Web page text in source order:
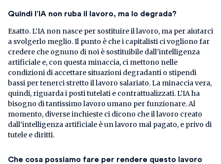
Quindi l’IA non ruba il lavoro, ma lo degrada?
Esatto. L’IA non nasce per sostituire il lavoro, ma per aiutarci
a svolgerlo meglio. Il punto è che i capitalisti ci vogliono far
credere che ognuno di noi è sostituibile dall’intelligenza
artificiale e, con questa minaccia, ci mettono nelle
condizioni di accettare situazioni degradanti o stipendi
bassi per tenerci stretto il lavoro salariato. La minaccia vera,
quindi, riguarda i posti tutelati e contrattualizzati. L’IA ha
bisogno di tantissimo lavoro umano per funzionare. Al
momento, diverse inchieste ci dicono che il lavoro creato
dall’intelligenza artificiale è un lavoro mal pagato, e privo di
tutele e diritti.
Che cosa possiamo fare per rendere questo lavoro